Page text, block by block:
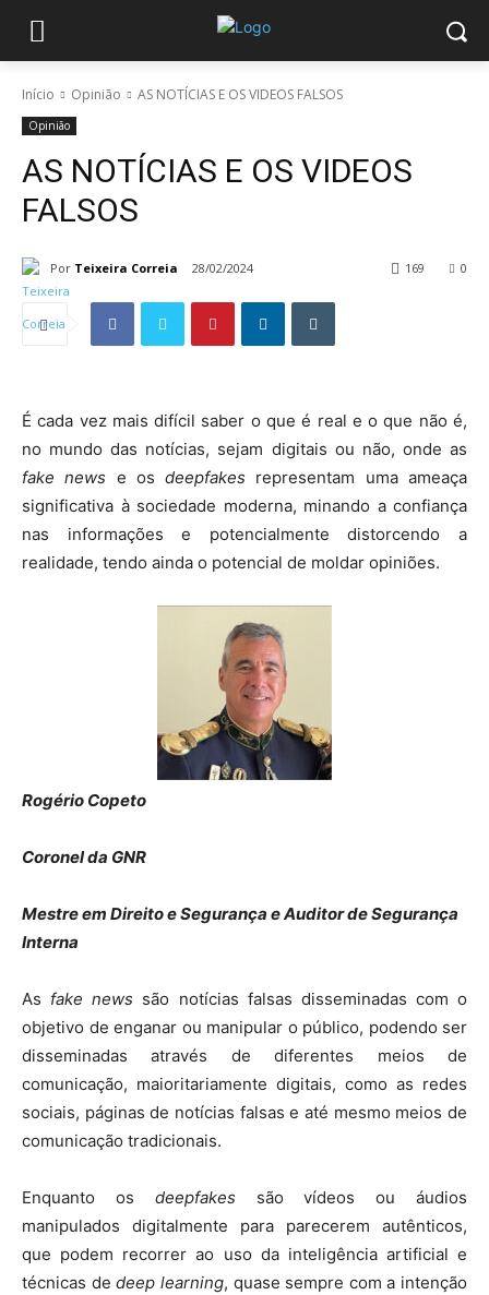
Início Opinião AS NOTÍCIAS E OS VIDEOS FALSOS
Opinião
AS NOTÍCIAS E OS VIDEOS
FALSOS
Por Teixeira Correia 28/02/2024 0
169
É cada vez mais difícil saber o que é real e o que não é,
no mundo das notícias, sejam digitais ou não, onde as
fake news e osdeepfakes representam uma ameaça
significativa à sociedade moderna, minando a confiança
nas informações e potencialmente distorcendo a
realidade, tendo ainda o potencial de moldar opiniões.
Rogério Copeto
Coronel da GNR
Mestre em Direito e Segurança e Auditor de Segurança
Interna
As fake news são notícias falsas disseminadas com o
objetivo de enganar ou manipular o público, podendo ser
disseminadas através de diferentes meios de
comunicação, maioritariamente digitais, como as redes
sociais, páginas de notícias falsas e até mesmo meios de
comunicação tradicionais.
Enquanto os deepfakes são vídeos ou áudios
manipulados digitalmente para parecerem autênticos,
que podem recorrer ao uso da inteligência artificial e
técnicas dedeep learning, quase sempre com a intenção